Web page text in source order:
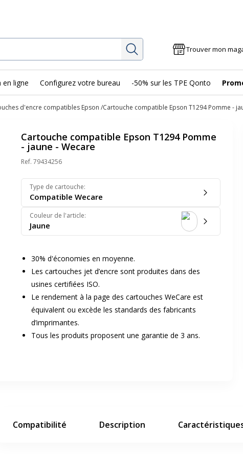
Rechercher Trouver mon
en ligne Configurez votre bureau -50% sur les TPE Qonto
d'encre compatibles Epson Cartouche compatible Epson T1294 Pomme -
en plein écran
suivant
Cartouche compatible Epson T1294 Pomme
- jaune - Wecare
Ref. 79434256
Type de cartouche:
Compatible Wecare
Couleur de l'article:
Jaune
30% d'économies en moyenne.
Les cartouches jet d’encre sont produites dans des
usines certifiées ISO.
Le rendement à la page des cartouches WeCare est
équivalent ou excède les standards des fabricants
d’imprimantes.
Tous les produits proposent une garantie de 3 ans.
Compatibilité Description